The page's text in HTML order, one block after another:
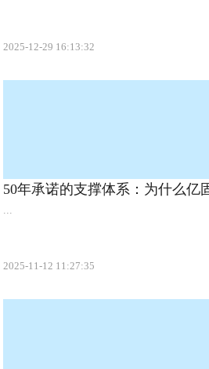
2025-12-29 16:13:32
50年承诺的支撑体系：为什么亿
...
2025-11-12 11:27:35